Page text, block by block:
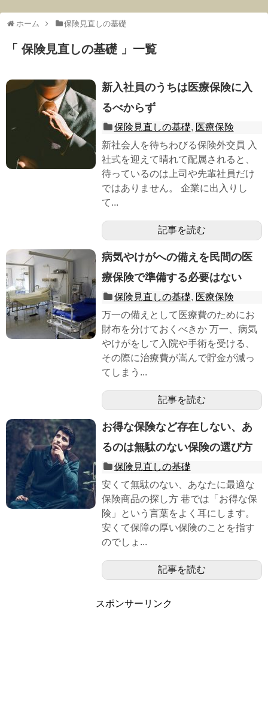
ホーム 保険見直しの基礎
「 保険見直しの基礎 」一覧
新入社員のうちは医療保険に入
るべからず
保険見直しの基礎, 医療保険
新社会人を待ちわびる保険外交員 入
社式を迎えて晴れて配属されると、
待っているのは上司や先輩社員だけ
ではありません。 企業に出入りし
て...
記事を読む
病気やけがへの備えを民間の医
療保険で準備する必要はない
保険見直しの基礎, 医療保険
万一の備えとして医療費のためにお
財布を分けておくべきか 万一、病気
やけがをして入院や手術を受ける、
その際に治療費が嵩んで貯金が減っ
てしまう...
記事を読む
お得な保険など存在しない、あ
るのは無駄のない保険の選び方
保険見直しの基礎
安くて無駄のない、あなたに最適な
保険商品の探し方 巷では「お得な保
険」という言葉をよく耳にします。
安くて保障の厚い保険のことを指す
のでしょ...
記事を読む
スポンサーリンク